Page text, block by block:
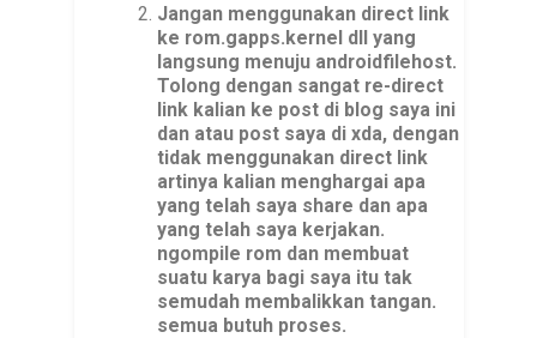
Jangan menggunakan direct link
ke rom.gapps.kernel dll yang
langsung menuju androidfilehost.
Tolong dengan sangat re-direct
link kalian ke post di blog saya ini
dan atau post saya di xda, dengan
tidak menggunakan direct link
artinya kalian menghargai apa
yang telah saya share dan apa
yang telah saya kerjakan.
ngompile rom dan membuat
suatu karya bagi saya itu tak
semudah membalikkan tangan.
semua butuh proses.